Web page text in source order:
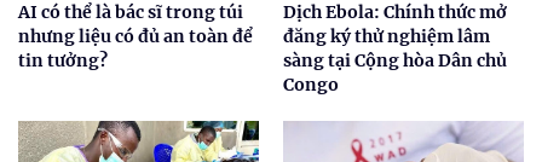
AI có thể là bác sĩ trong túi
nhưng liệu có đủ an toàn để
tin tưởng?
Dịch Ebola: Chính thức mở
đăng ký thử nghiệm lâm
sàng tại Cộng hòa Dân chủ
Congo